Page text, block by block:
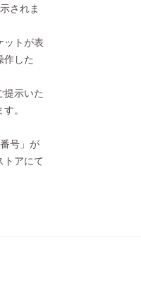
されま
ットが表
作した
示いた
。
号」が
アにて